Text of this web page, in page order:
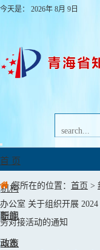
今天是： 2026年 8月 9日
Toggle
navigation
首 页
机构
职能
新闻
动态
政策
您所在的位置： 首页 >
办公室 关于组织开展
务对接活动的通知